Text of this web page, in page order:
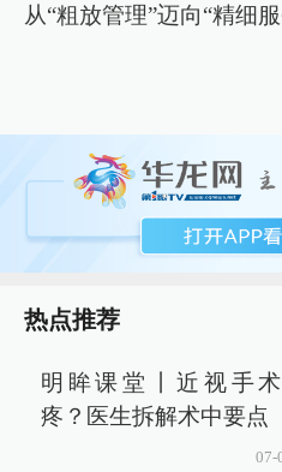
从“粗放管理”迈向“精细服
热点推荐
明眸课堂丨近视手
疼？医生拆解术中要点
07-